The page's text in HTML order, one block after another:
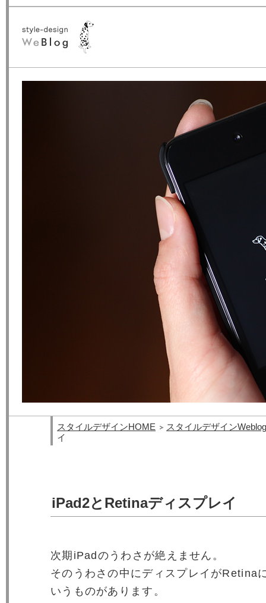
スタイルデザインHOME
スタイルデザインWeblog
イ
iPad2とRetinaディスプレイ
次期iPadのうわさが絶えません。
そのうわさの中にディスプレイがRetina
いうものがあります。